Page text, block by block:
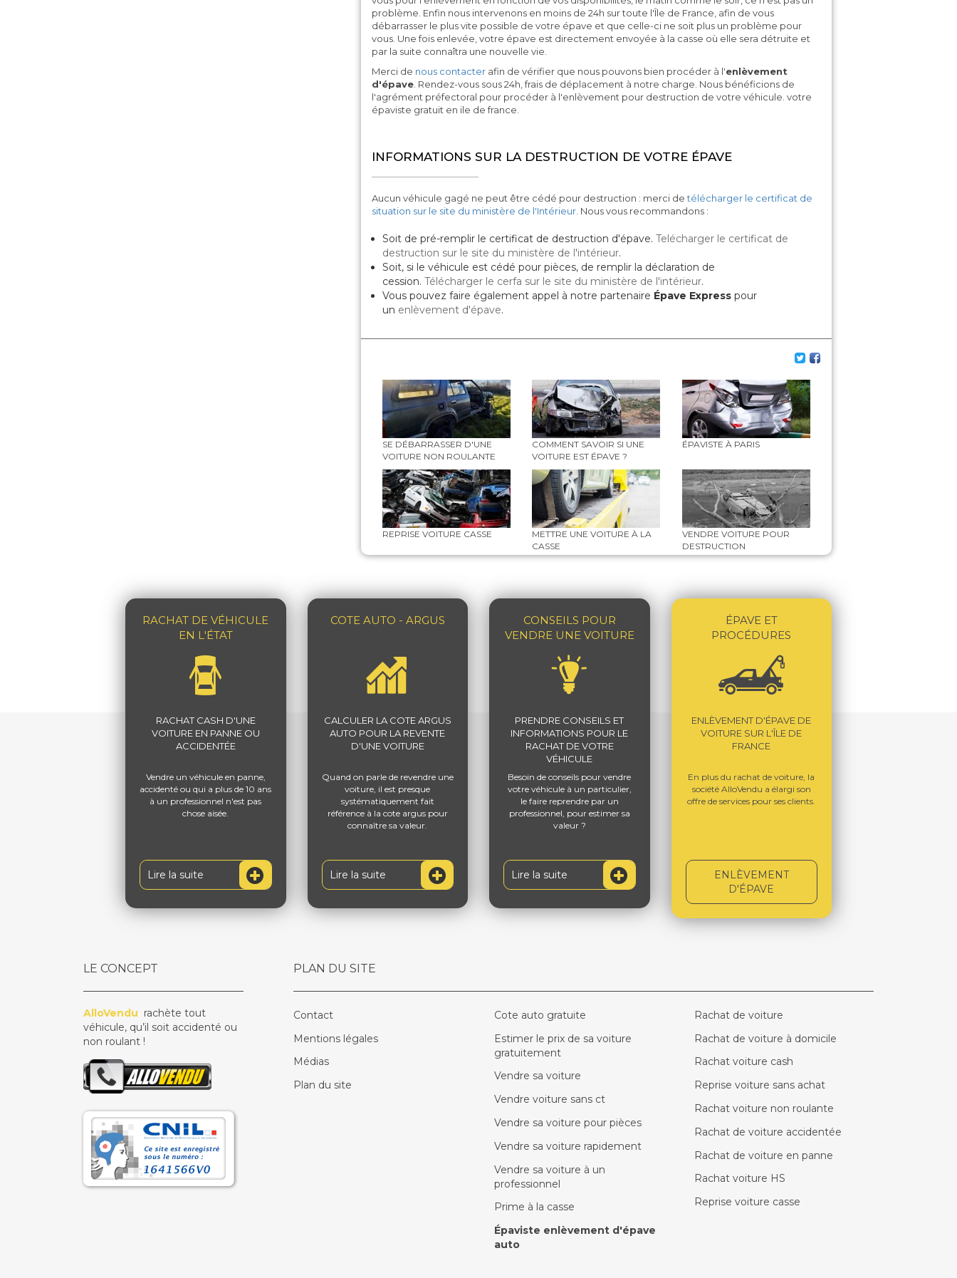
problème. Enfin nous intervenons en moins de 24h sur toute l'Île de France, afin de vous
débarrasser le plus vite possible de votre épave et que celle-ci ne soit plus un problème pour
vous. Une fois enlevée, votre épave est directement envoyée à la casse où elle sera détruite et
par la suite connaîtra une nouvelle vie.
Merci de nous contacterafin de vérifier que nous pouvons bien procéder à l'enlèvement
d'épave. Rendez-vous sous 24h, frais de déplacement à notre charge. Nous bénéficions de
l'agrément préfectoral pour procéder à l'enlèvement pour destruction de votre véhicule. votre
épaviste gratuit en ile de france.
INFORMATIONS SUR LA DESTRUCTION DE VOTRE ÉPAVE
Aucun véhicule gagé ne peut être cédé pour destruction : merci detélécharger le certificat de
situation sur le site du ministère de l'Intérieur. Nous vous recommandons :
Soit de pré-remplir le certificat de destruction d'épave. Telécharger le certificat de
destruction sur le site du ministère de l'intérieur.
Soit, si le véhicule est cédé pour pièces, de remplir la déclaration de
cession. Télécharger le cerfa sur le site du ministère de l'intérieur.
Vous pouvez faire également appel à notre partenaire Épave Expresspour
un enlèvement d'épave.
SE DÉBARRASSER D'UNE
VOITURE NON ROULANTE
COMMENT SAVOIR SI UNE
VOITURE EST ÉPAVE ?
ÉPAVISTE À PARIS
REPRISE VOITURE CASSE
METTRE UNE VOITURE À LA
CASSE
VENDRE VOITURE POUR
DESTRUCTION
RACHAT DE VÉHICULE
EN L'ÉTAT
RACHAT CASH D'UNE
VOITURE EN PANNE OU
ACCIDENTÉE
Vendre un véhicule en panne,
accidenté ou qui a plus de 10 ans
à un professionnel n'est pas
chose aisée.
Lire la suite
COTE AUTO - ARGUS
CALCULER LA COTE ARGUS
AUTO POUR LA REVENTE
D'UNE VOITURE
Quand on parle de revendre une
voiture, il est presque
systématiquement fait
référence à la cote argus pour
connaître sa valeur.
Lire la suite
CONSEILS POUR
VENDRE UNE VOITURE
PRENDRE CONSEILS ET
INFORMATIONS POUR LE
RACHAT DE VOTRE
VÉHICULE
Besoin de conseils pour vendre
votre véhicule à un particulier,
le faire reprendre par un
professionnel, pour estimer sa
valeur ?
Lire la suite
ÉPAVE ET
PROCÉDURES
ENLÈVEMENT D'ÉPAVE DE
VOITURE SUR L'ÎLE DE
FRANCE
En plus du rachat de voiture, la
société AlloVendu a élargi son
offre de services pour ses clients.
ENLÈVEMENT
D'ÉPAVE
LE CONCEPT
AlloVendu rachète tout
véhicule, qu’il soit accidenté ou
non roulant !
PLAN DU SITE
Contact
Mentions légales
Médias
Plan du site
Cote auto gratuite
Estimer le prix de sa voiture
gratuitement
Vendre sa voiture
Vendre voiture sans ct
Vendre sa voiture pour pièces
Vendre sa voiture rapidement
Vendre sa voiture à un
professionnel
Prime à la casse
Épaviste enlèvement d'épave
auto
Rachat de voiture
Rachat de voiture à domicile
Rachat voiture cash
Reprise voiture sans achat
Rachat voiture non roulante
Rachat de voiture accidentée
Rachat de voiture en panne
Rachat voiture HS
Reprise voiture casse